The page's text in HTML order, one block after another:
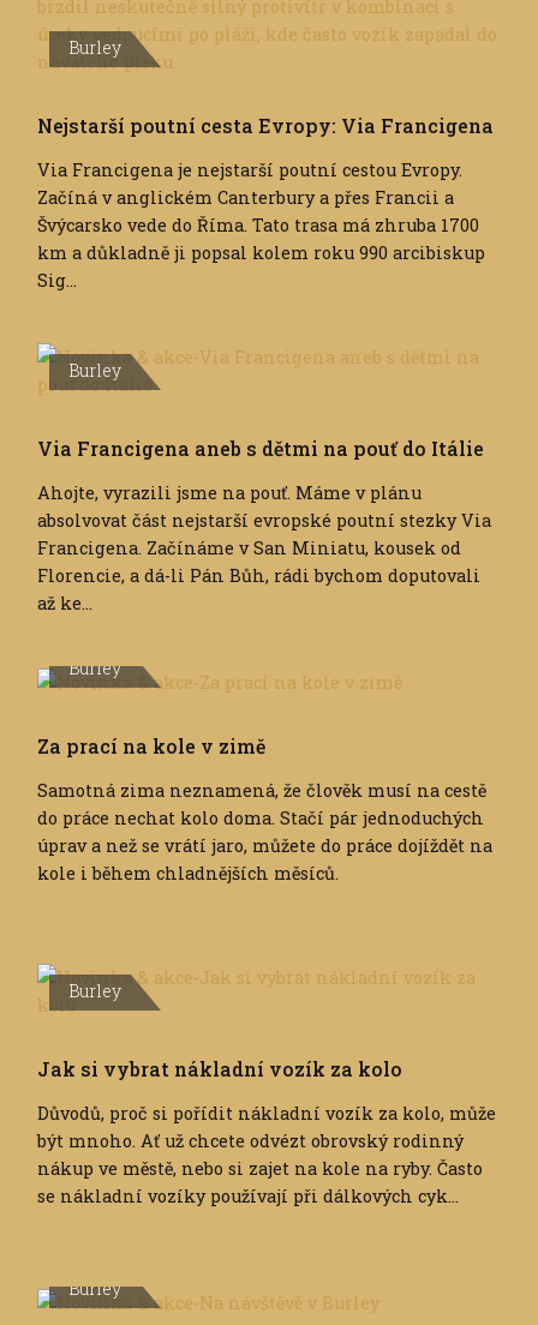
Burley
Nejstarší poutní cesta Evropy: Via Francigena
Via Francigena je nejstarší poutní cestou Evropy.
Začíná v anglickém Canterbury a přes Francii a
Švýcarsko vede do Říma. Tato trasa má zhruba 1700
km a důkladně ji popsal kolem roku 990 arcibiskup
Sig...
Burley
Via Francigena aneb s dětmi na pouť do Itálie
Ahojte, vyrazili jsme na pouť. Máme v plánu
absolvovat část nejstarší evropské poutní stezky Via
Francigena. Začínáme v San Miniatu, kousek od
Florencie, a dá-li Pán Bůh, rádi bychom doputovali
až ke...
Burley
Za prací na kole v zimě
Samotná zima neznamená, že člověk musí na cestě
do práce nechat kolo doma. Stačí pár jednoduchých
úprav a než se vrátí jaro, můžete do práce dojíždět na
kole i během chladnějších měsíců.
Burley
Jak si vybrat nákladní vozík za kolo
Důvodů, proč si pořídit nákladní vozík za kolo, může
být mnoho. Ať už chcete odvézt obrovský rodinný
nákup ve městě, nebo si zajet na kole na ryby. Často
se nákladní vozíky používají při dálkových cyk...
Burley